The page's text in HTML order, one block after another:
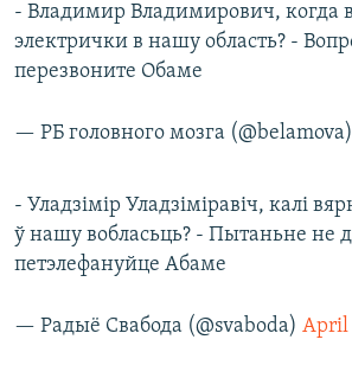
- Владимир Владимирович, когда
электрички в нашу область? -
перезвоните Обаме
— РБ головного мозга (@belamova)
- Уладзімір Уладзіміравіч, калі
ў нашу вобласьць? - Пытаньне не
петэлефануйце Абаме
— Радыё Свабода (@svaboda) April